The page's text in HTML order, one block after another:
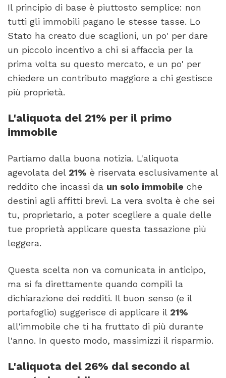
Il principio di base è piuttosto semplice: non
tutti gli immobili pagano le stesse tasse. Lo
Stato ha creato due scaglioni, un po' per dare
un piccolo incentivo a chi si affaccia per la
prima volta su questo mercato, e un po' per
chiedere un contributo maggiore a chi gestisce
più proprietà.
L'aliquota del 21% per il primo
immobile
Partiamo dalla buona notizia. L'aliquota
agevolata del 21% è riservata esclusivamente al
reddito che incassi da un solo immobile che
destini agli affitti brevi. La vera svolta è che sei
tu, proprietario, a poter scegliere a quale delle
tue proprietà applicare questa tassazione più
leggera.
Questa scelta non va comunicata in anticipo,
ma si fa direttamente quando compili la
dichiarazione dei redditi. Il buon senso (e il
portafoglio) suggerisce di applicare il 21%
all'immobile che ti ha fruttato di più durante
l'anno. In questo modo, massimizzi il risparmio.
L'aliquota del 26% dal secondo al